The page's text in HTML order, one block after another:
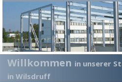
Willkommen in unserer
in Wilsdruff